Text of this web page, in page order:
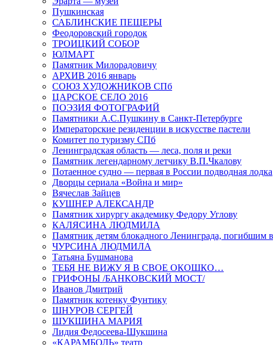
Пушкинская
САБЛИНСКИЕ ПЕЩЕРЫ
Феодоровский городок
ТРОИЦКИЙ СОБОР
ЮЛМАРТ
Памятник Милорадовичу
АРХИВ 2016 январь
СОЮЗ ХУДОЖНИКОВ СПб
ЦАРСКОЕ СЕЛО 2016
ПОЭЗИЯ ФОТОГРАФИЙ
Памятники А.С.Пушкину в Санкт-Петербурге
Императорские резиденции в искусстве пастели
Комитет по туризму СПб
Ленинградская область — леса, поля и реки
Памятник легендарному летчику В.П.Чкалову
Потаенное судно — первая в России подводная лодка
Дворцы сериала «Война и мир»
Вячеслав Зайцев
КУШНЕР АЛЕКСАНДР
Памятник хирургу академику Федору Углову
КАЛЯСИНА ЛЮДМИЛА
Памятник детям блокадного Ленинграда, погибшим
ЧУРСИНА ЛЮДМИЛА
Татьяна Бушманова
ТЕБЯ НЕ ВИЖУ Я В СВОЕ ОКОШКО…
ГРИФОНЫ /БАНКОВСКИЙ МОСТ/
Иванов Дмитрий
Памятник котенку Фунтику
ШНУРОВ СЕРГЕЙ
ШУКШИНА МАРИЯ
Лидия Федосеева-Шукшина
«КАРАМБОЛЬ» театр